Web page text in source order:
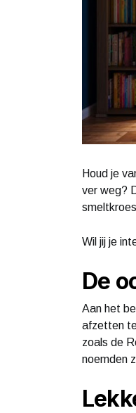
Houd je
ver weg?
Wil jij je
De
Aan het
afzetten
zoals de
noemden